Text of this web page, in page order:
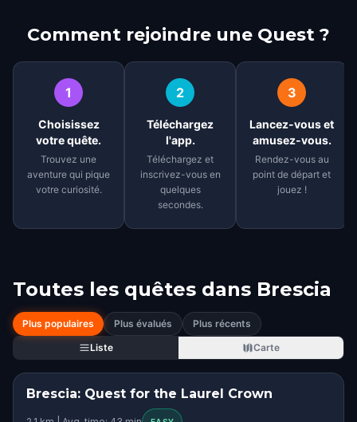
Comment rejoindre une Quest ?
1
Choisissez
votre quête.
Trouvez une
aventure qui pique
votre curiosité.
2
Téléchargez
l'app.
Téléchargez et
inscrivez-vous en
quelques
secondes.
3
Lancez-vous et
amusez-vous.
Rendez-vous au
point de départ et
jouez !
Toutes les quêtes dans Brescia
Plus populaires Plus évalués
Plus récents
Liste
Carte
Brescia: Quest for the Laurel Crown